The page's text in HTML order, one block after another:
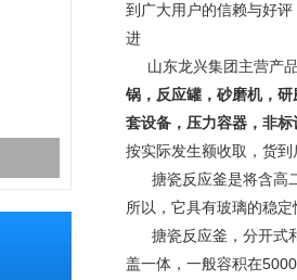
到广大用户的信赖与好
进
山东龙兴集团主营产
锅，反应罐，砂磨机，
套设备，压力容器，非标
按实际发生额收取，货
搪瓷反应釜是将含高二
所以，它具有玻璃的稳
搪瓷反应釜，分开式和
盖一体，一般容积在